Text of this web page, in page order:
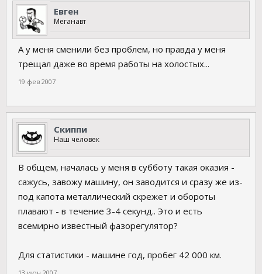
Евген
Меганавт
А у меня сменили без проблем, но правда у меня
трещал даже во время работы на холостых...
19 фев 2007
Скиппи
Наш человек
В общем, началась у меня в субботу такая оказия -
сажусь, завожу машину, он заводится и сразу же из-
под капота металлический скрежет и обороты
плавают - в течение 3-4 секунд.. Это и есть
всемирно известный фазорегулятор?
Для статистики - машине год, пробег 42 000 км.